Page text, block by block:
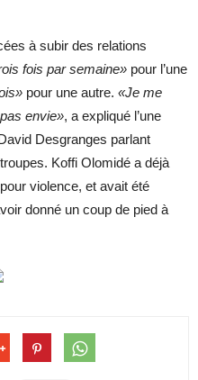
à subir des relations
fois par semaine» pour l’une
pour une autre. «Je me
envie», a expliqué l’une
Desgranges parlant
Koffi Olomidé a déjà
violence, et avait été
donné un coup de pied à